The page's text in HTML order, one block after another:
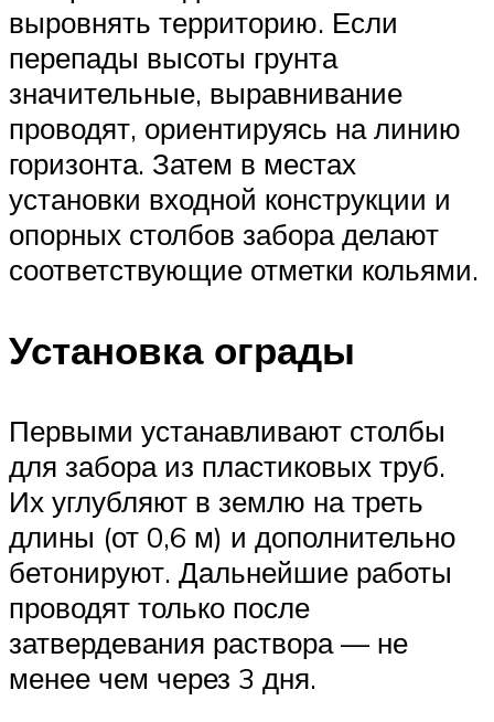
выровнять территорию. Если
перепады высоты грунта
значительные, выравнивание
проводят, ориентируясь на линию
горизонта. Затем в местах
установки входной конструкции и
опорных столбов забора делают
соответствующие отметки кольями.
Установка ограды
Первыми устанавливают столбы
для забора из пластиковых труб.
Их углубляют в землю на треть
длины (от 0,6 м) и дополнительно
бетонируют. Дальнейшие работы
проводят только после
затвердевания раствора — не
менее чем через 3 дня.